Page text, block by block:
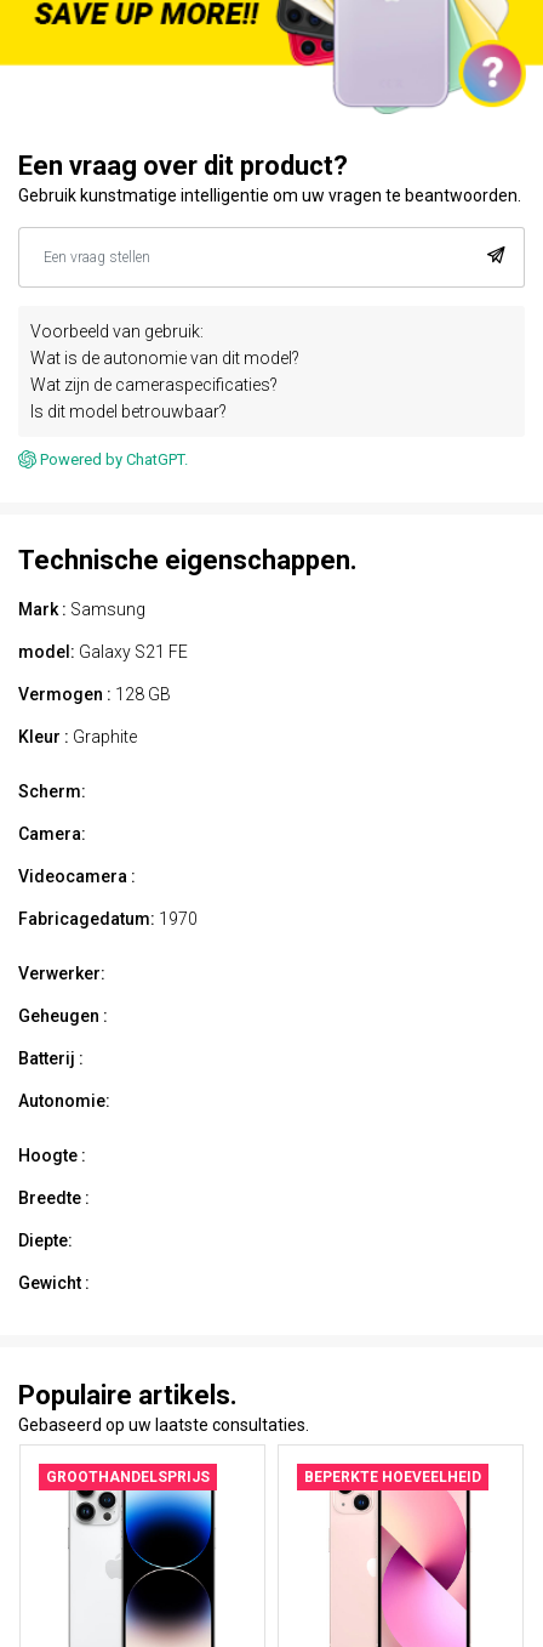
Een vraag over dit product?
Gebruik kunstmatige intelligentie om uw vragen te beantwoorden.
Voorbeeld van gebruik:
Wat is de autonomie van dit model?
Wat zijn de cameraspecificaties?
Is dit model betrouwbaar?
Powered by ChatGPT.
Technische eigenschappen.
Mark : Samsung
model: Galaxy S21 FE
Vermogen : 128 GB
Kleur : Graphite
Scherm:
Camera:
Videocamera :
Fabricagedatum: 1970
Verwerker:
Geheugen :
Batterij :
Autonomie:
Hoogte :
Breedte :
Diepte:
Gewicht :
Populaire artikels.
Gebaseerd op uw laatste consultaties.
GROOTHANDELSPRIJS BEPERKTE HOEVEELHEID